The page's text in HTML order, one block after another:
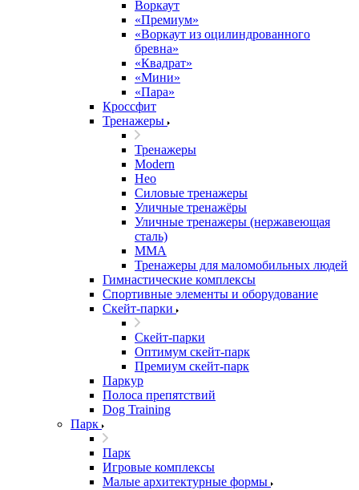
Воркаут
«Премиум»
«Воркаут из оцилиндрованного
бревна»
«Квадрат»
«Мини»
«Пара»
Кроссфит
Тренажеры
Тренажеры
Modern
Нео
Силовые тренажеры
Уличные тренажёры
Уличные тренажеры (нержавеющая
сталь)
ММА
Тренажеры для маломобильных людей
Гимнастические комплексы
Спортивные элементы и оборудование
Скейт-парки
Скейт-парки
Оптимум скейт-парк
Премиум скейт-парк
Паркур
Полоса препятствий
Dog Training
Парк
Парк
Игровые комплексы
Малые архитектурные формы